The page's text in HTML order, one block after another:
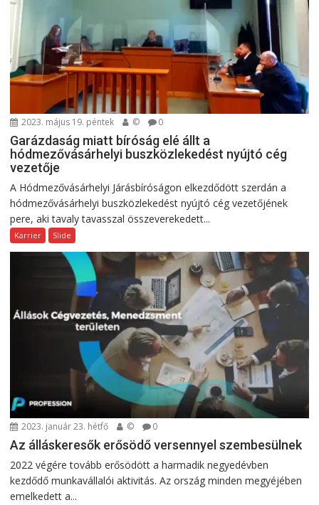
2023. május 19. péntek © 0
Garázdaság miatt bíróság elé állt a
hódmezővásárhelyi buszközlekedést nyújtó cég
vezetője
A Hódmezővásárhelyi Járásbíróságon elkezdődött szerdán a
hódmezővásárhelyi buszközlekedést nyújtó cég vezetőjének
pere, aki tavaly tavasszal összeverekedett...
Karrier Slide
2023. január 23. hétfő © 0
Az álláskeresők erősödő versennyel szembesülnek
2022 végére tovább erősödött a harmadik negyedévben
kezdődő munkavállalói aktivitás. Az ország minden megyéjében
emelkedett a...